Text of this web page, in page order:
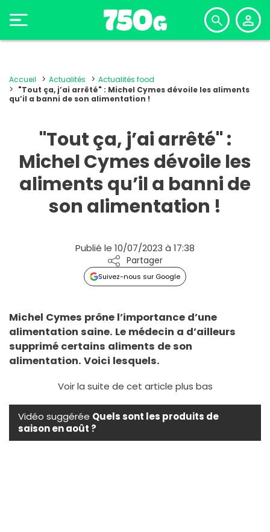
Accueil Actualités
Actualités food
"Tout ça, j’ai arrêté" : Michel Cymes dévoile les aliments
qu’il a banni de son alimentation !
"Tout ça, j’ai arrêté" :
Michel Cymes dévoile les
aliments qu’il a banni de
son alimentation !
Publié le 10/07/2023 à 17:38
Partager
Suivez-nous sur Google
Michel Cymes prône l’importance d’une
alimentation saine. Le médecin a d’ailleurs
supprimé certains aliments de son
alimentation. Voici lesquels.
Voir la suite de cet article plus bas
Vidéo suggérée Quels sont les produits de
saison en août ?